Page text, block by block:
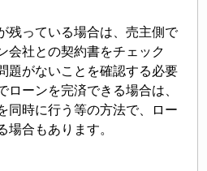
残っている場合は、売主側で
会社との契約書をチェック
題がないことを確認する必要
ローンを完済できる場合は、
同時に行う等の方法で、ロー
場合もあります。